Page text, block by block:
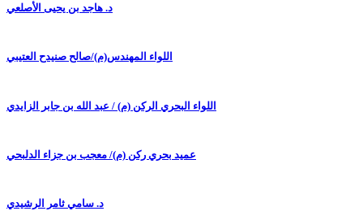
د. هاجد بن يحيى الأصلعي
اللواء المهندس(م)/صالح صنيدح العتيبي
اللواء البحري الركن (م) / عبد الله بن جابر الزايدي
عميد بحري ركن (م)/ معجب بن جزاء الدلبحي
د. سامي ثامر الرشيدي